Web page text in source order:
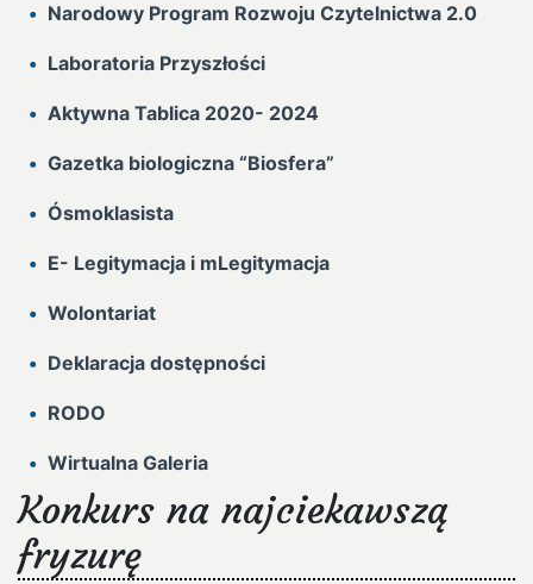
Narodowy Program Rozwoju Czytelnictwa 2.0
Laboratoria Przyszłości
Aktywna Tablica 2020- 2024
Gazetka biologiczna “Biosfera”
Ósmoklasista
E- Legitymacja i mLegitymacja
Wolontariat
Deklaracja dostępności
RODO
Wirtualna Galeria
Konkurs na najciekawszą
fryzurę